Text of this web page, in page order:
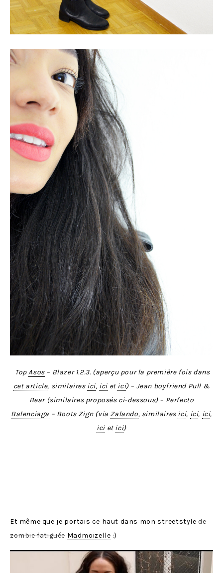
TopAsos– Blazer 1.2.3. (aperçu pour la première fois dans
cet article, similaires ici, ici etici) – Jean boyfriend Pull &
Bear (similaires proposés ci-dessous) – Perfecto
Balenciaga – Boots Zign (via Zalando, similaires ici, ici, ici,
icietici)
Et même que je portais ce haut dans mon streetstylede
zombie fatiguée Madmoizelle :)